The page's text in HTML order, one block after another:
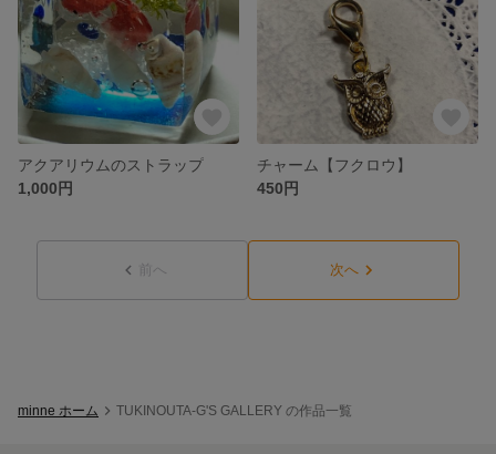
アクアリウムのストラップ
1,000円
チャーム【フクロウ】
450円
前へ 次へ
minne ホーム TUKINOUTA-G'S GALLERY の作品一覧